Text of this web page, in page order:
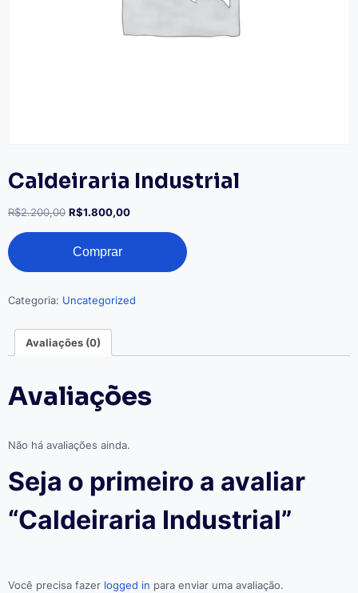
Caldeiraria Industrial
R$2.200,00 O
era:
R$2.200,00.
R$1.800,00O
R$1.800,00.
Caldeiraria
Industrial
quantidade
Comprar
Categoria: Uncategorized
Avaliações (0)
Avaliações
Não há avaliações ainda.
Seja o primeiro a avaliar
“Caldeiraria Industrial”
Você precisa fazer logged in para enviar uma avaliação.